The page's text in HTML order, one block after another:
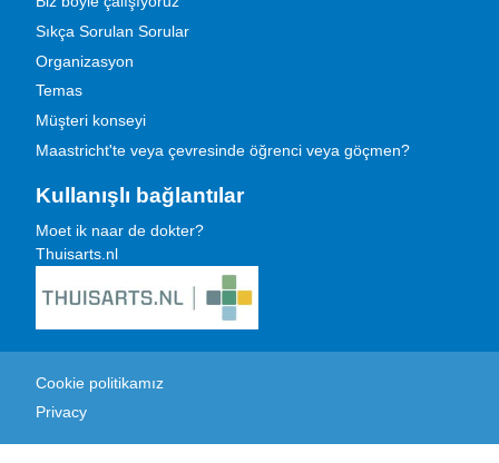
Sıkça Sorulan Sorular
Organizasyon
Temas
Müşteri konseyi
Maastricht'te veya çevresinde öğrenci veya göçmen?
Kullanışlı bağlantılar
Moet ik naar de dokter?
Thuisarts.nl
Cookie politikamız
Privacy